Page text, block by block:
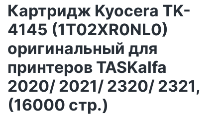
Картридж Kyocera TK-
4145 (1T02XR0NL0)
оригинальный для
принтеров TASKalfa
2020/ 2021/ 2320/ 2321,
(16000 стр.)